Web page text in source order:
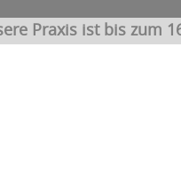
Praxis ist bis zum